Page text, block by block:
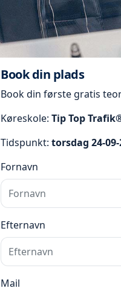
Book din plads
Book din første gratis
Køreskole: Tip Top
Tidspunkt: torsdag 24-09-
Fornavn
Efternavn
Mail